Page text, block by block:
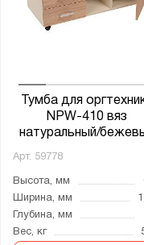
Тумба для
NPW-410 вяз
натуральный/
Арт. 59778
Высота, мм
Ширина, мм
Глубина, мм
Вес, кг